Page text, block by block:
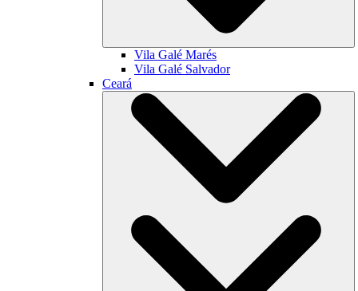
Vila Galé Marés
Vila Galé Salvador
Ceará